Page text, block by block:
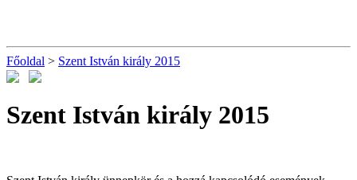
Főoldal > Szent István király 2015
Szent István király 2015